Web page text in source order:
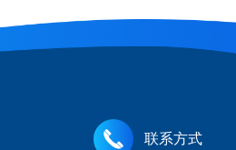
联系方式